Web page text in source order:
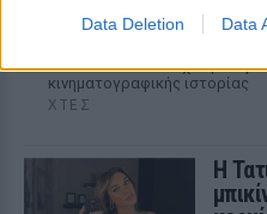
Data Deletion Data
Από το «Lawrence of Arabia»
Αΐτ Μπεν Χαντού έχει
κινηματογραφικής ιστορίας
ΧΤΕΣ
Η